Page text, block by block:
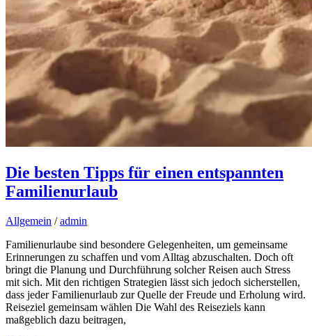
Die besten Tipps für einen entspannten
Familienurlaub
Allgemein /admin
Familienurlaube sind besondere Gelegenheiten, um gemeinsame
Erinnerungen zu schaffen und vom Alltag abzuschalten. Doch oft
bringt die Planung und Durchführung solcher Reisen auch Stress
mit sich. Mit den richtigen Strategien lässt sich jedoch sicherstellen,
dass jeder Familienurlaub zur Quelle der Freude und Erholung wird.
Reiseziel gemeinsam wählen Die Wahl des Reiseziels kann
maßgeblich dazu beitragen,